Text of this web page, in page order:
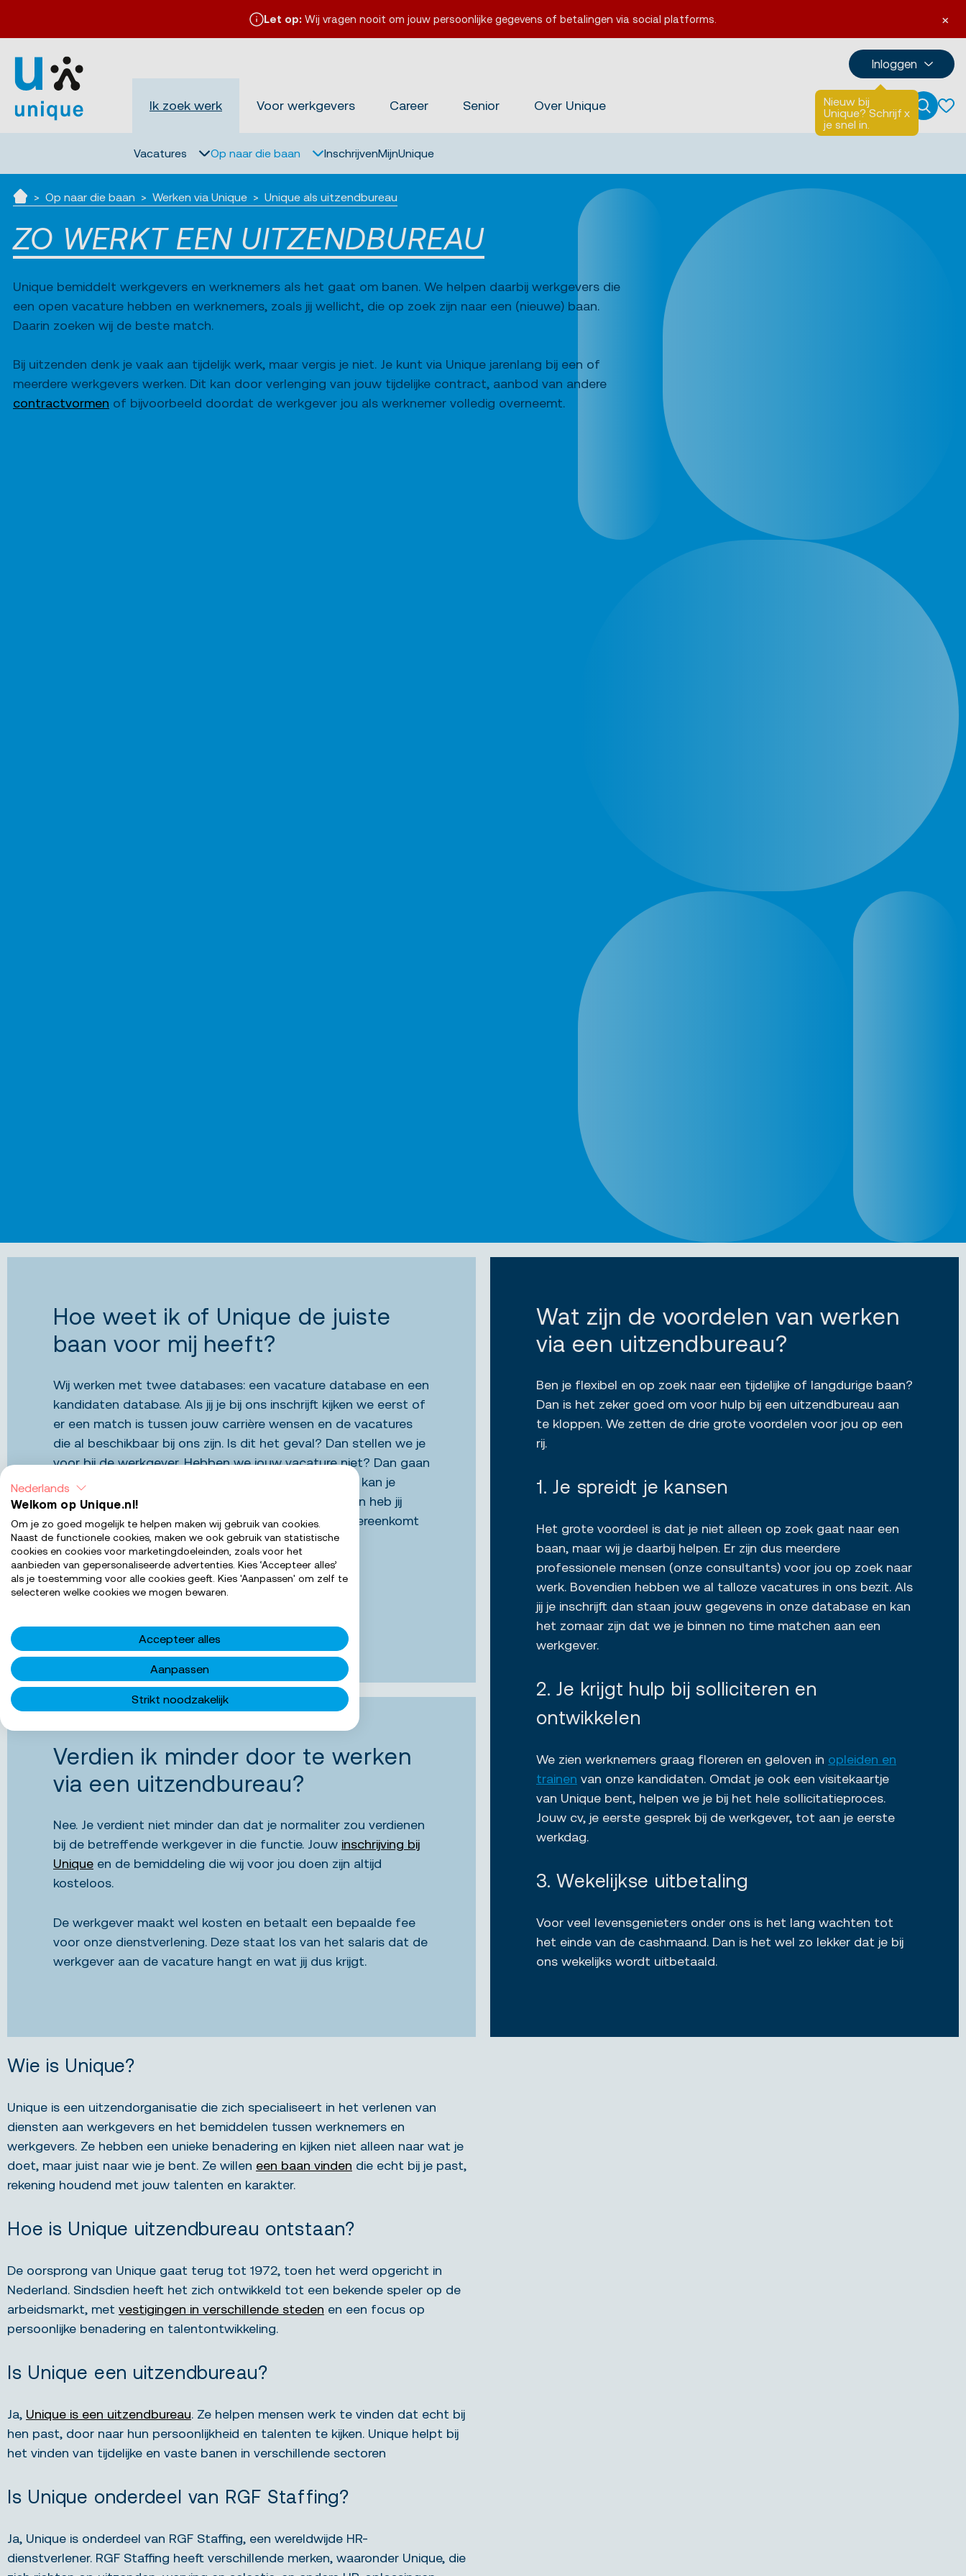
×
Let op: Wij vragen nooit om jouw persoonlijke gegevens of betalingen via social platforms.
Inloggen
Nieuw bij
Unique? Schrijf
je snel in.
x
Ik zoek werk Voor werkgevers Career Senior Over Unique English
Zoeken
Vacatures Op naar die baan InschrijvenMijnUnique
Op naar die baan Werken via Unique Unique als uitzendbureau
ZO WERKT EEN UITZENDBUREAU
Unique bemiddelt werkgevers en werknemers als het gaat om banen. We helpen daarbij werkgevers die
een open vacature hebben en werknemers, zoals jij wellicht, die op zoek zijn naar een (nieuwe) baan.
Daarin zoeken wij de beste match.
Bij uitzenden denk je vaak aan tijdelijk werk, maar vergis je niet. Je kunt via Unique jarenlang bij een of
meerdere werkgevers werken. Dit kan door verlenging van jouw tijdelijke contract, aanbod van andere
contractvormen of bijvoorbeeld doordat de werkgever jou als werknemer volledig overneemt.
Hoe weet ik of Unique de juiste
baan voor mij heeft?
Wij werken met twee databases: een vacature database en een
kandidaten database. Als jij je bij ons inschrijft kijken we eerst of
er een match is tussen jouw carrière wensen en de vacatures
die al beschikbaar bij ons zijn. Is dit het geval? Dan stellen we je
voor bij de werkgever. Hebben we jouw vacature niet? Dan gaan
we op zoek naar de baan voor jou. Naast inschrijven kan je
natuurlijk ook zelf op
solliciteren. Dan heb jij
gelijk de match gemaakt en gaan wij kijken of dit overeenkomt
met de wensen van de werkgever.
Verdien ik minder door te werken
via een uitzendbureau?
Nee. Je verdient niet minder dan dat je normaliter zou verdienen
bij de betreffende werkgever in die functie. Jouw inschrijving bij
Unique en de bemiddeling die wij voor jou doen zijn altijd
kosteloos.
De werkgever maakt wel kosten en betaalt een bepaalde fee
voor onze dienstverlening. Deze staat los van het salaris dat de
werkgever aan de vacature hangt en wat jij dus krijgt.
Wat zijn de voordelen van werken
via een uitzendbureau?
Ben je flexibel en op zoek naar een tijdelijke of langdurige baan?
Dan is het zeker goed om voor hulp bij een uitzendbureau aan
te kloppen. We zetten de drie grote voordelen voor jou op een
rij.
1. Je spreidt je kansen
Het grote voordeel is dat je niet alleen op zoek gaat naar een
baan, maar wij je daarbij helpen. Er zijn dus meerdere
professionele mensen (onze consultants) voor jou op zoek naar
werk. Bovendien hebben we al talloze vacatures in ons bezit. Als
jij je inschrijft dan staan jouw gegevens in onze database en kan
het zomaar zijn dat we je binnen no time matchen aan een
werkgever.
2. Je krijgt hulp bij solliciteren en
ontwikkelen
We zien werknemers graag floreren en geloven in opleiden en
trainen van onze kandidaten. Omdat je ook een visitekaartje
van Unique bent, helpen we je bij het hele sollicitatieproces.
Jouw cv, je eerste gesprek bij de werkgever, tot aan je eerste
werkdag.
3. Wekelijkse uitbetaling
Voor veel levensgenieters onder ons is het lang wachten tot
het einde van de cashmaand. Dan is het wel zo lekker dat je bij
ons wekelijks wordt uitbetaald.
Wie is Unique?
Unique is een uitzendorganisatie die zich specialiseert in het verlenen van
diensten aan werkgevers en het bemiddelen tussen werknemers en
werkgevers. Ze hebben een unieke benadering en kijken niet alleen naar wat je
doet, maar juist naar wie je bent. Ze willen een baan vinden die echt bij je past,
rekening houdend met jouw talenten en karakter.
Hoe is Unique uitzendbureau ontstaan?
De oorsprong van Unique gaat terug tot 1972, toen het werd opgericht in
Nederland. Sindsdien heeft het zich ontwikkeld tot een bekende speler op de
arbeidsmarkt, met vestigingen in verschillende steden en een focus op
persoonlijke benadering en talentontwikkeling.
Is Unique een uitzendbureau?
Ja, Unique is een uitzendbureau. Ze helpen mensen werk te vinden dat echt bij
hen past, door naar hun persoonlijkheid en talenten te kijken. Unique helpt bij
het vinden van tijdelijke en vaste banen in verschillende sectoren
Is Unique onderdeel van RGF Staffing?
Ja, Unique is onderdeel van RGF Staffing, een wereldwijde HR-
dienstverlener. RGF Staffing heeft verschillende merken, waaronder Unique, die
Nederlands
Welkom op Unique.nl!
Om je zo goed mogelijk te helpen maken wij gebruik van cookies.
Naast de functionele cookies, maken we ook gebruik van statistische
cookies en cookies voor marketingdoeleinden, zoals voor het
aanbieden van gepersonaliseerde advertenties. Kies ‘Accepteer alles’
als je toestemming voor alle cookies geeft. Kies 'Aanpassen' om zelf te
selecteren welke cookies we mogen bewaren.
Accepteer alles
Aanpassen
Strikt noodzakelijk